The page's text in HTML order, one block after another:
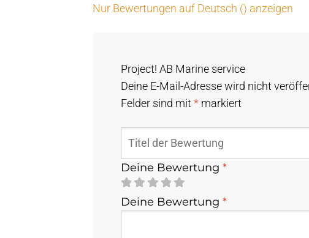
Nur Bewertungen auf Deutsch () anzeigen
Project! AB Marine service
Deine E-Mail-Adresse wird nicht
Felder sind mit *markiert
Deine Bewertung *
Deine Bewertung *